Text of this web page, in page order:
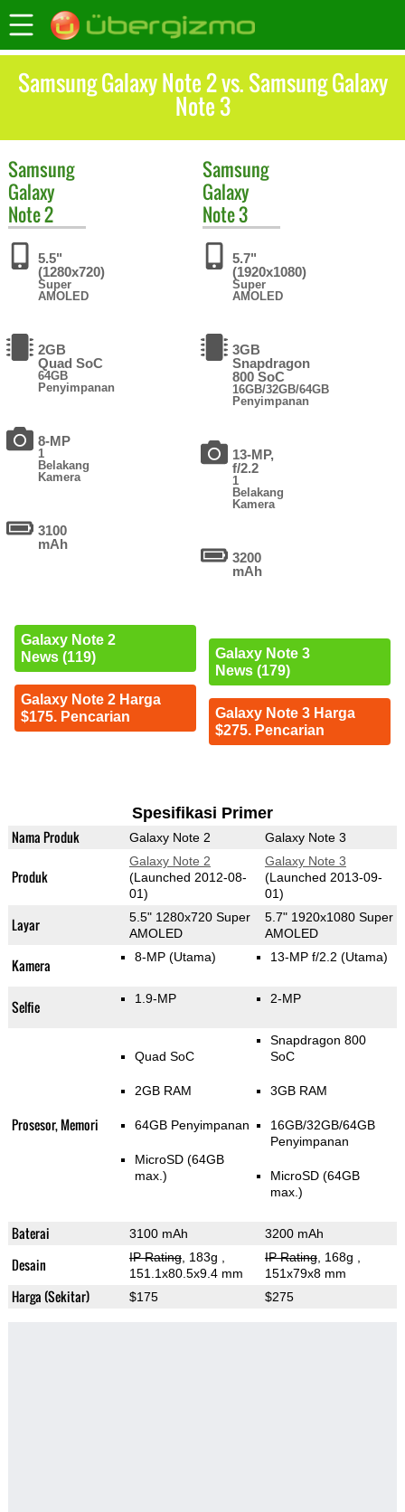
Samsung Galaxy Note 2 vs. Samsung Galaxy
Note 3
Samsung
Galaxy
Note 2
5.5"
(1280x720)
Super
AMOLED
2GB
Quad SoC
64GB
Penyimpanan
8-MP
1
Belakang
Kamera
3100
mAh
Galaxy Note 2
News (119)
Galaxy Note 2 Harga
$175. Pencarian
Samsung
Galaxy
Note 3
5.7"
(1920x1080)
Super
AMOLED
3GB
Snapdragon
800 SoC
16GB/32GB/64GB
Penyimpanan
13-MP,
f/2.2
1
Belakang
Kamera
3200
mAh
Galaxy Note 3
News (179)
Galaxy Note 3 Harga
$275. Pencarian
Spesifikasi Primer
Nama Produk Galaxy Note 2 Galaxy Note 3
Produk
Galaxy Note 2
(Launched 2012-08-
01)
Galaxy Note 3
(Launched 2013-09-
01)
Layar
5.5" 1280x720 Super
AMOLED
5.7" 1920x1080 Super
AMOLED
Kamera 8-MP (Utama) 13-MP f/2.2 (Utama)
Selfie 1.9-MP 2-MP
Prosesor, Memori
Quad SoC
2GB RAM
64GB Penyimpanan
MicroSD (64GB
max.)
Snapdragon 800
SoC
3GB RAM
16GB/32GB/64GB
Penyimpanan
MicroSD (64GB
max.)
Baterai 3100 mAh 3200 mAh
Desain IP Rating, 183g
151.1x80.5x9.4 mm
IP Rating, 168g
151x79x8 mm
Harga (Sekitar) $175 $275